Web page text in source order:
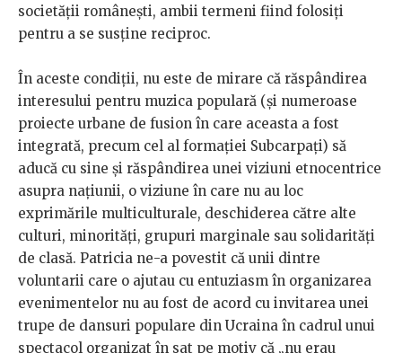
societății românești, ambii termeni fiind folosiți
pentru a se susține reciproc.
În aceste condiții, nu este de mirare că răspândirea
interesului pentru muzica populară (și numeroase
proiecte urbane de fusion în care aceasta a fost
integrată, precum cel al formației Subcarpați) să
aducă cu sine și răspândirea unei viziuni etnocentrice
asupra națiunii, o viziune în care nu au loc
exprimările multiculturale, deschiderea către alte
culturi, minorități, grupuri marginale sau solidarități
de clasă. Patricia ne-a povestit că unii dintre
voluntarii care o ajutau cu entuziasm în organizarea
evenimentelor nu au fost de acord cu invitarea unei
trupe de dansuri populare din Ucraina în cadrul unui
spectacol organizat în sat pe motiv că „nu erau